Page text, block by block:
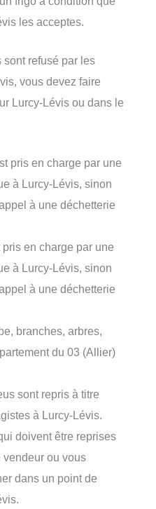
les acceptes.
refusé par les
vous devez faire
Lurcy-Lévis ou dans le
pris en charge par une
à Lurcy-Lévis, sinon
à une déchetterie
en charge par une
à Lurcy-Lévis, sinon
à une déchetterie
branches, arbres,
du 03 (Allier)
sont repris à titre
à Lurcy-Lévis.
doivent être reprises
vendeur ou vous
dans un point de